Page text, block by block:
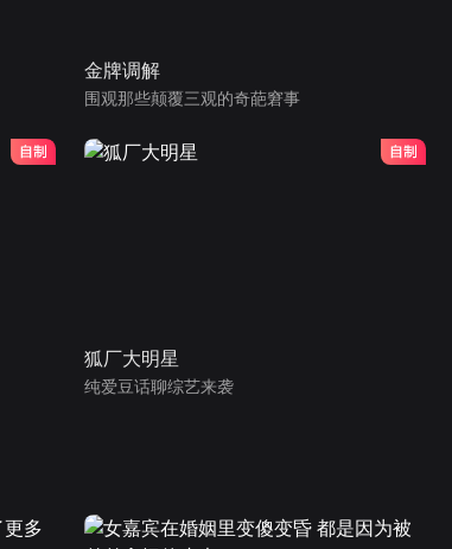
金牌调解
围观那些颠覆三观的奇葩窘事
狐厂大明星
纯爱豆话聊综艺来袭